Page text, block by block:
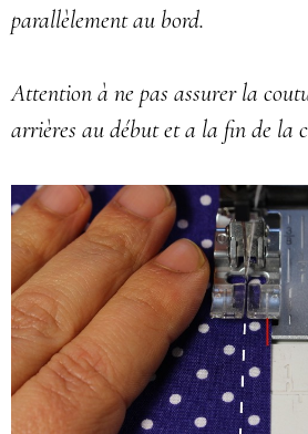
parallèlement au bord.
Attention à ne pas assurer la
arrières au début et a la fin de la